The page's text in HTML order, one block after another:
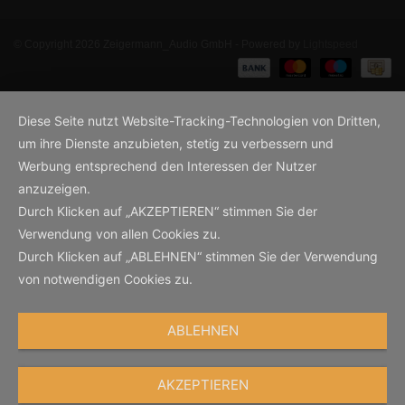
Diese Seite nutzt Website-Tracking-Technologien von Dritten,
um ihre Dienste anzubieten, stetig zu verbessern und
Werbung entsprechend den Interessen der Nutzer
anzuzeigen.
Durch Klicken auf „AKZEPTIEREN“ stimmen Sie der
Verwendung von allen Cookies zu.
Durch Klicken auf „ABLEHNEN“ stimmen Sie der Verwendung
von notwendigen Cookies zu.
ABLEHNEN
AKZEPTIEREN